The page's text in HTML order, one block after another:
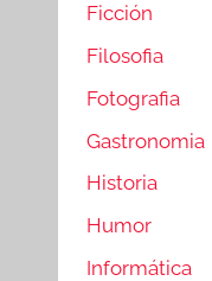
Ficción
Filosofia
Fotografia
Gastronomia
Historia
Humor
Informática